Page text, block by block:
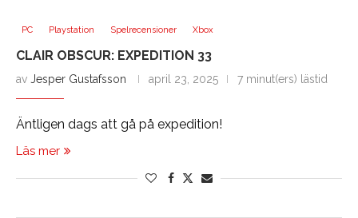
PC Playstation Spelrecensioner Xbox
CLAIR OBSCUR: EXPEDITION 33
av Jesper Gustafsson april 23, 2025 7 minut(ers) lästid
Äntligen dags att gå på expedition!
Läs mer